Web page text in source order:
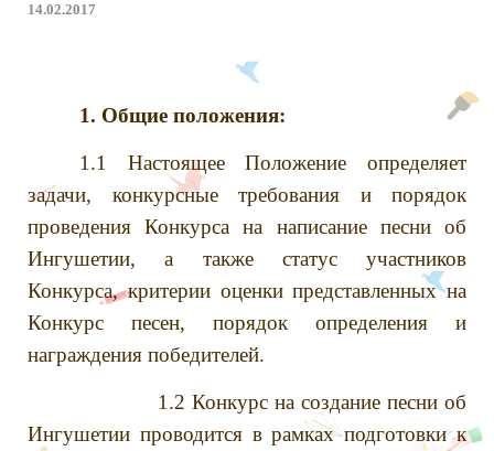
14.02.2017
1. Общие положения:
1.1 Настоящее Положение определяет
задачи, конкурсные требования и порядок
проведения Конкурса на написание песни об
Ингушетии, а также статус участников
Конкурса, критерии оценки представленных на
Конкурс песен, порядок определения и
награждения победителей.
1.2 Конкурс на создание песни об
Ингушетии проводится в рамках подготовки к